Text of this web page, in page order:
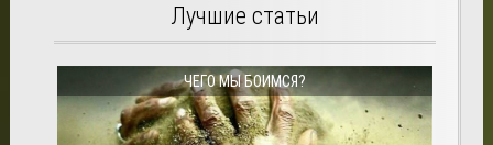
Лучшие статьи
ЧЕГО МЫ БОИМСЯ?